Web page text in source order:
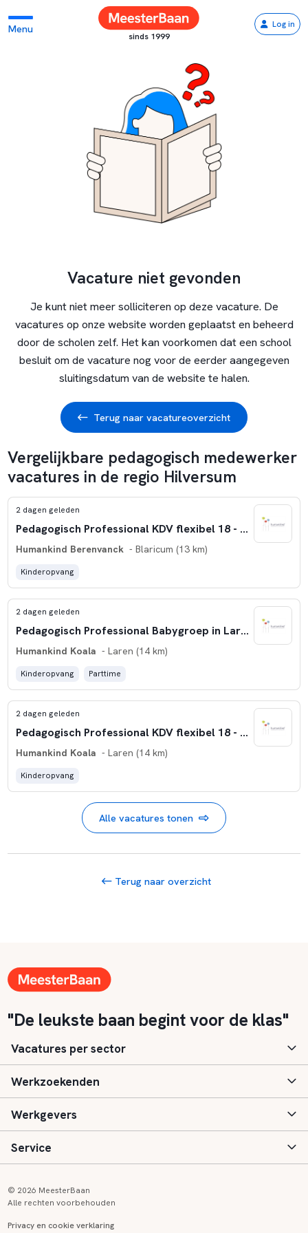
Menu
sinds 1999
Log in
Vacature niet gevonden
Je kunt niet meer solliciteren op deze vacature. De
vacatures op onze website worden geplaatst en beheerd
door de scholen zelf. Het kan voorkomen dat een school
besluit om de vacature nog voor de eerder aangegeven
sluitingsdatum van de website te halen.
Terug naar vacatureoverzicht
Vergelijkbare pedagogisch medewerker
vacatures in de regio Hilversum
2 dagen geleden
Pedagogisch Professional KDV flexibel 18 - 36 uur 't Gooi
Humankind Berenvanck - Blaricum (13 km)
Kinderopvang
2 dagen geleden
Pedagogisch Professional Babygroep in Laren
Humankind Koala - Laren (14 km)
Kinderopvang Parttime
2 dagen geleden
Pedagogisch Professional KDV flexibel 18 - 27 uur 't Gooi
Humankind Koala - Laren (14 km)
Kinderopvang
Alle vacatures tonen
Terug naar overzicht
"De leukste baan begint voor de klas"
Vacatures per sector
Basisonderwijs
Speciaal (basis) onderwijs
Voortgezet onderwijs
Werkzoekenden
Aanmelden
Vacatures
Werkgevers
Inloggen
Service
© 2026 MeesterBaan
Alle rechten voorbehouden
Privacy en cookie verklaring